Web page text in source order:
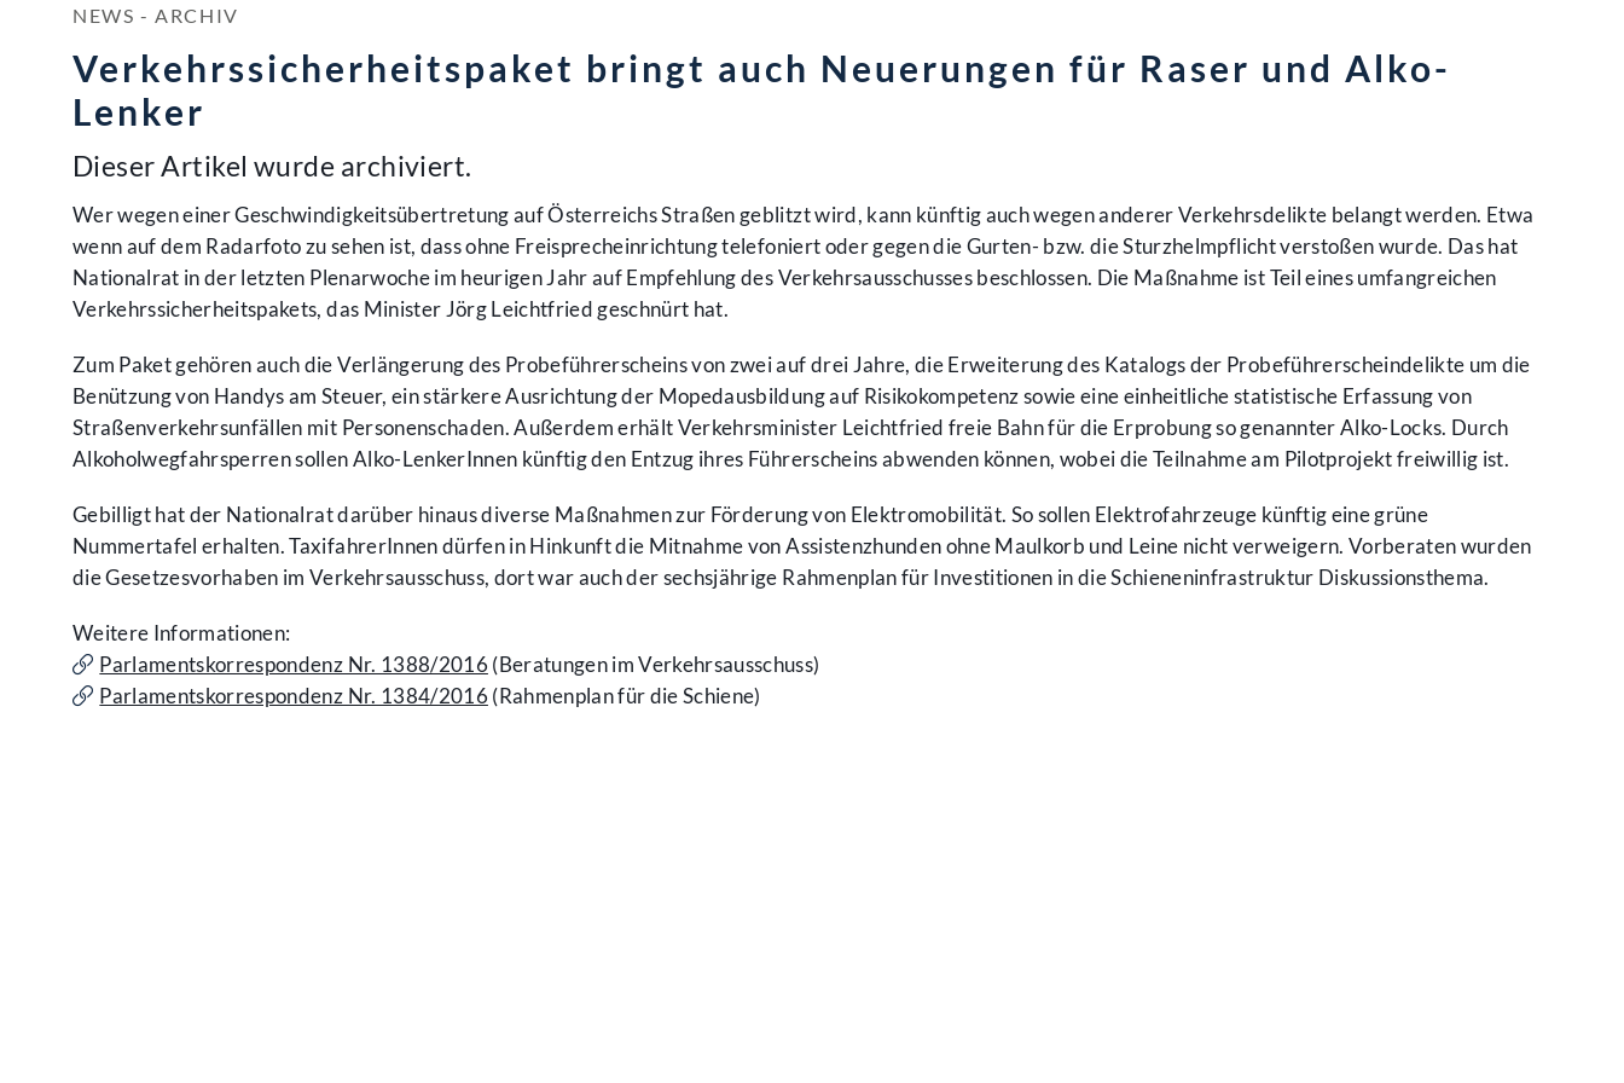
NEWS - ARCHIV
Verkehrssicherheitspaket bringt auch Neuerungen für Raser und Alko-
Lenker
Dieser Artikel wurde archiviert.
Wer wegen einer Geschwindigkeitsübertretung auf Österreichs Straßen geblitzt wird, kann künftig auch wegen anderer Verkehrsdelikte belangt werden. Etwa
wenn auf dem Radarfoto zu sehen ist, dass ohne Freisprecheinrichtung telefoniert oder gegen die Gurten- bzw. die Sturzhelmpflicht verstoßen wurde. Das hat
Nationalrat in der letzten Plenarwoche im heurigen Jahr auf Empfehlung des Verkehrsausschusses beschlossen. Die Maßnahme ist Teil eines umfangreichen
Verkehrssicherheitspakets, das Minister Jörg Leichtfried geschnürt hat.
Zum Paket gehören auch die Verlängerung des Probeführerscheins von zwei auf drei Jahre, die Erweiterung des Katalogs der Probeführerscheindelikte um die
Benützung von Handys am Steuer, ein stärkere Ausrichtung der Mopedausbildung auf Risikokompetenz sowie eine einheitliche statistische Erfassung von
Straßenverkehrsunfällen mit Personenschaden. Außerdem erhält Verkehrsminister Leichtfried freie Bahn für die Erprobung so genannter Alko-Locks. Durch
Alkoholwegfahrsperren sollen Alko-LenkerInnen künftig den Entzug ihres Führerscheins abwenden können, wobei die Teilnahme am Pilotprojekt freiwillig ist.
Gebilligt hat der Nationalrat darüber hinaus diverse Maßnahmen zur Förderung von Elektromobilität. So sollen Elektrofahrzeuge künftig eine grüne
Nummertafel erhalten. TaxifahrerInnen dürfen in Hinkunft die Mitnahme von Assistenzhunden ohne Maulkorb und Leine nicht verweigern. Vorberaten wurden
die Gesetzesvorhaben im Verkehrsausschuss, dort war auch der sechsjährige Rahmenplan für Investitionen in die Schieneninfrastruktur Diskussionsthema.
Weitere Informationen:
Parlamentskorrespondenz Nr. 1388/2016 (Beratungen im Verkehrsausschuss)
Parlamentskorrespondenz Nr. 1384/2016 (Rahmenplan für die Schiene)